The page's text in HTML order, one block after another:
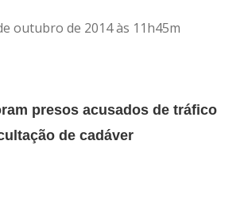
outubro de 2014 às 11h45m
presos acusados de tráfico
de cadáver